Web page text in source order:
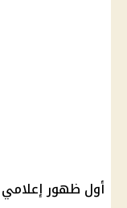
أول ظهور إعلامي